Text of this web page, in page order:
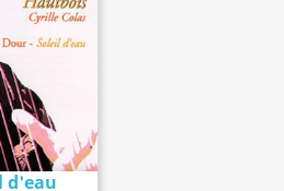
d'eau